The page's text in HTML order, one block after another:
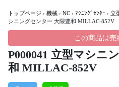
トップページ › 機械 › NC › ﾏｼﾆﾝｸﾞｾﾝﾀｰ › 立
シニングセンター 大隈豊和 MILLAC-852V
この商品は売
P000041 立型マシニ
和 MILLAC-852V